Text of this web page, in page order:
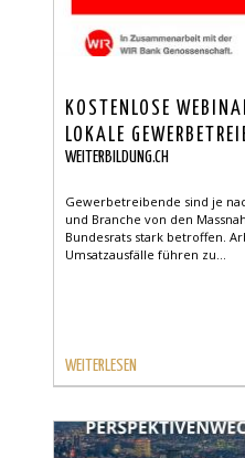
KOSTENLOSE
LOKALE
WEITERBILDUNG.CH
Gewerbetreibende sind je
und Branche von den
Bundesrats stark betroffen.
Umsatzausfälle führen zu...
WEITERLESEN